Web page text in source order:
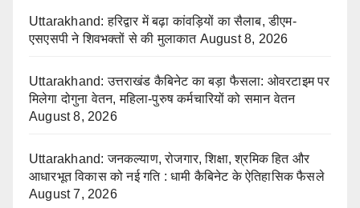
Uttarakhand: हरिद्वार में बढ़ा कांवड़ियों का सैलाब, डीएम-
एसएसपी ने शिवभक्तों से की मुलाकात August 8, 2026
Uttarakhand: उत्तराखंड कैबिनेट का बड़ा फैसला: ओवरटाइम पर
मिलेगा दोगुना वेतन, महिला-पुरुष कर्मचारियों को समान वेतन
August 8, 2026
Uttarakhand: जनकल्याण, रोजगार, शिक्षा, श्रमिक हित और
आधारभूत विकास को नई गति : धामी कैबिनेट के ऐतिहासिक फैसले
August 7, 2026